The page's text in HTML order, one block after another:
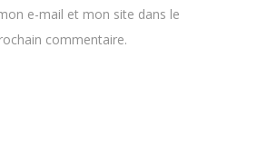
e-mail et mon site dans le
commentaire.